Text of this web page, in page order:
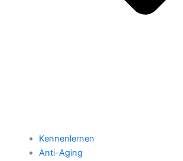
Kennenlernen
Anti-Aging